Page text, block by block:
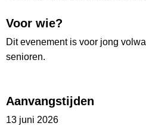
Voor wie?
Dit evenement is voor jong
senioren.
Aanvangstijden
13 juni 2026